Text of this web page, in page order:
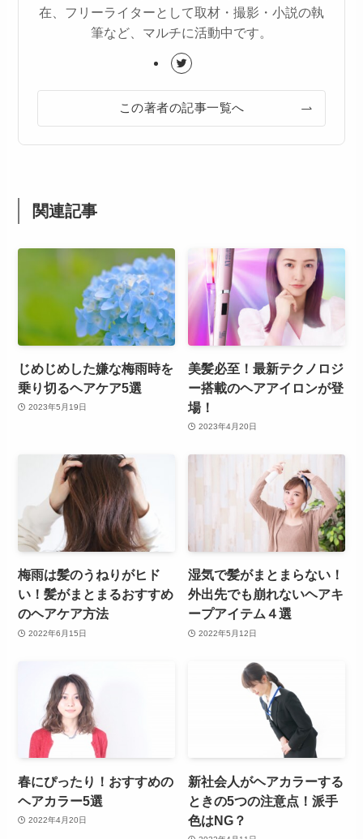
在、フリーライターとして取材・撮影・小説の執
筆など、マルチに活動中です。
この著者の記事一覧へ
関連記事
じめじめした嫌な梅雨時を
乗り切るヘアケア5選
2023年5月19日
美髪必至！最新テクノロジ
ー搭載のヘアアイロンが登
場！
2023年4月20日
梅雨は髪のうねりがヒド
い！髪がまとまるおすすめ
のヘアケア方法
2022年6月15日
湿気で髪がまとまらない！
外出先でも崩れないヘアキ
ープアイテム４選
2022年5月12日
春にぴったり！おすすめの
ヘアカラー5選
2022年4月20日
新社会人がヘアカラーする
ときの5つの注意点！派手
色はNG？